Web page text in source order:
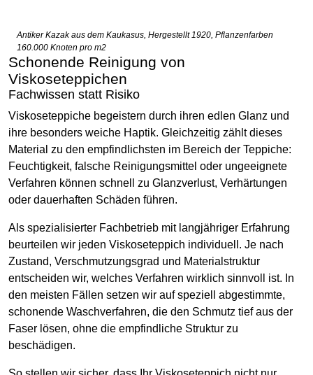
Antiker Kazak aus dem Kaukasus, Hergestellt 1920, Pflanzenfarben
160.000 Knoten pro m2
Schonende Reinigung von
Viskoseteppichen
Fachwissen statt Risiko
Viskoseteppiche begeistern durch ihren edlen Glanz und
ihre besonders weiche Haptik. Gleichzeitig zählt dieses
Material zu den empfindlichsten im Bereich der Teppiche:
Feuchtigkeit, falsche Reinigungsmittel oder ungeeignete
Verfahren können schnell zu Glanzverlust, Verhärtungen
oder dauerhaften Schäden führen.
Als spezialisierter Fachbetrieb mit langjähriger Erfahrung
beurteilen wir jeden Viskoseteppich individuell. Je nach
Zustand, Verschmutzungsgrad und Materialstruktur
entscheiden wir, welches Verfahren wirklich sinnvoll ist. In
den meisten Fällen setzen wir auf speziell abgestimmte,
schonende Waschverfahren, die den Schmutz tief aus der
Faser lösen, ohne die empfindliche Struktur zu
beschädigen.